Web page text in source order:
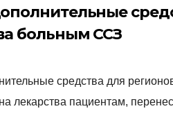
больным ССЗ￼
средства для
лекарства пациентам,